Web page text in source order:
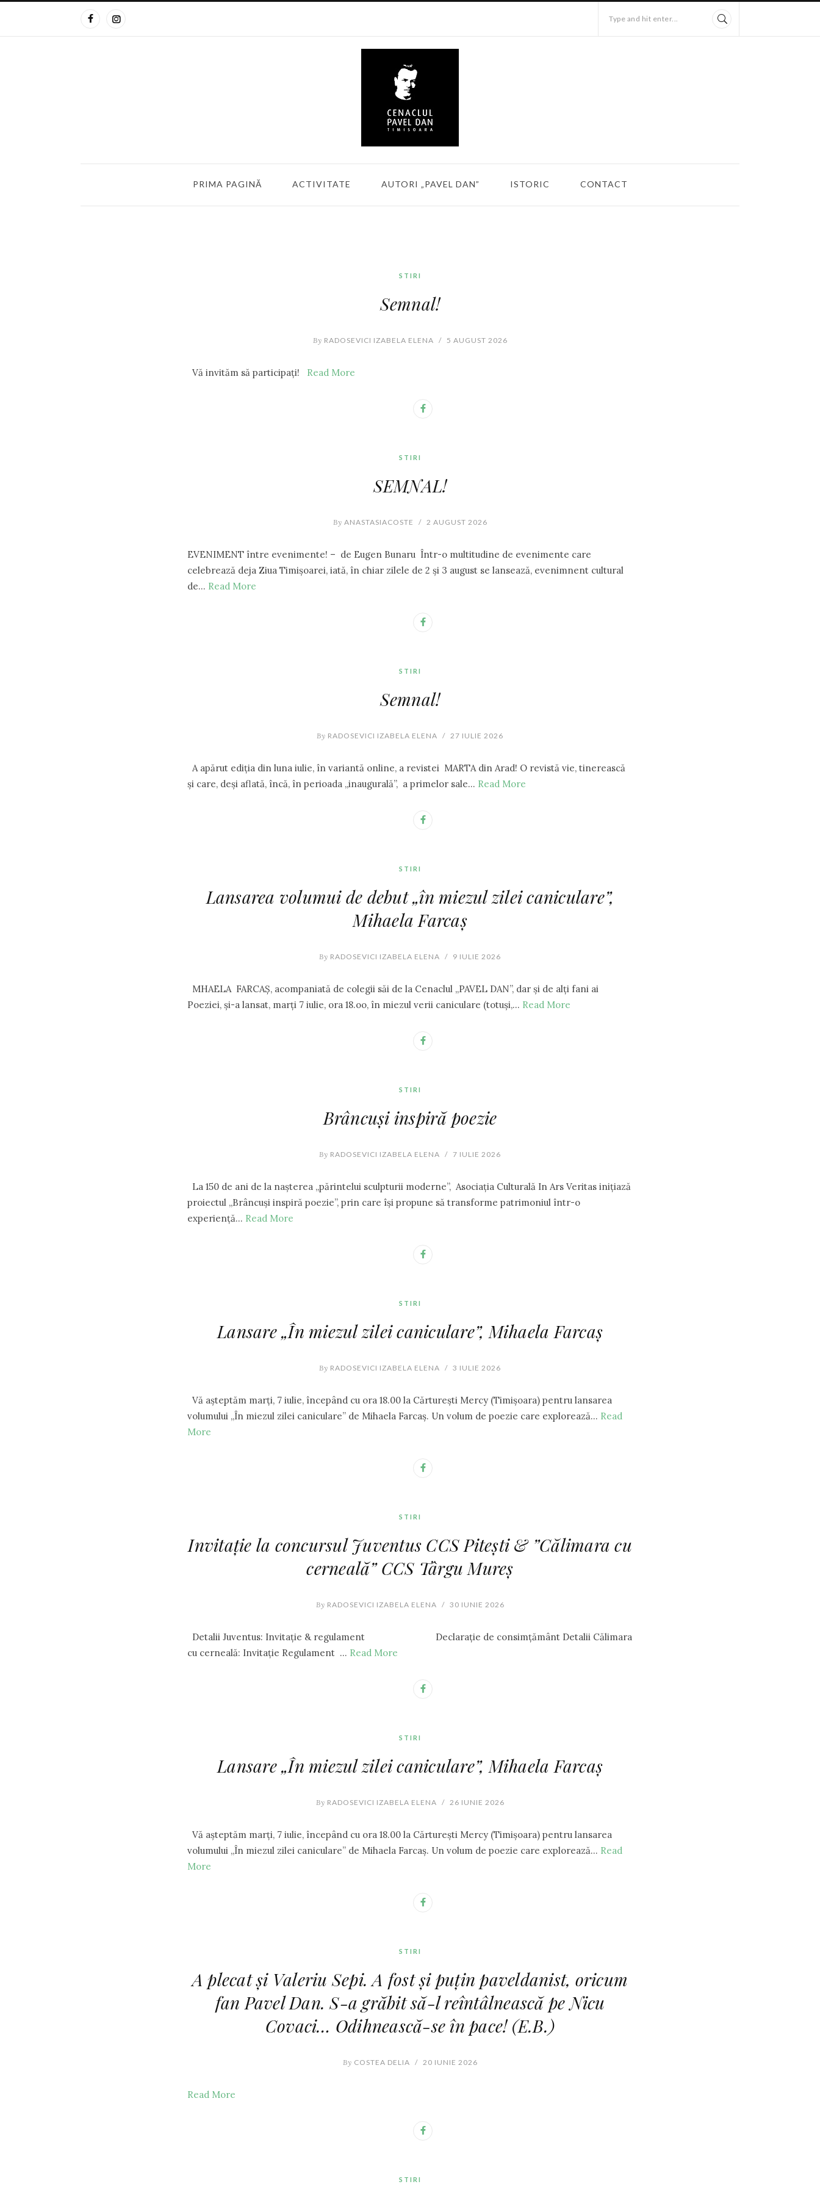
Type and hit enter...
PRIMA PAGINĂ ACTIVITATE AUTORI „PAVEL DAN” ISTORIC CONTACT
STIRI
Semnal!
By RADOSEVICI IZABELA ELENA / 5 AUGUST 2026
Vă invităm să participați! Read More
STIRI
SEMNAL!
By ANASTASIACOSTE / 2 AUGUST 2026
EVENIMENT între evenimente! – de Eugen Bunaru Într-o multitudine de evenimente care
celebrează deja Ziua Timișoarei, iată, în chiar zilele de 2 și 3 august se lansează, evenimnent cultural
de… Read More
STIRI
Semnal!
By RADOSEVICI IZABELA ELENA / 27 IULIE 2026
A apărut ediţia din luna iulie, în variantă online, a revistei MARTA din Arad! O revistă vie, tinerească
şi care, deşi aflată, încă, în perioada ,,inaugurală”, a primelor sale… Read More
STIRI
Lansarea volumui de debut „în miezul zilei caniculare”,
Mihaela Farcaș
By RADOSEVICI IZABELA ELENA / 9 IULIE 2026
MHAELA FARCAŞ, acompaniată de colegii săi de la Cenaclul „PAVEL DAN”, dar şi de alţi fani ai
Poeziei, și-a lansat, marți 7 iulie, ora 18.oo, în miezul verii caniculare (totuși,… Read More
STIRI
Brâncuși inspiră poezie
By RADOSEVICI IZABELA ELENA / 7 IULIE 2026
La 150 de ani de la nașterea „părintelui sculpturii moderne”, Asociația Culturală In Ars Veritas inițiază
proiectul „Brâncuși inspiră poezie”, prin care își propune să transforme patrimoniul într-o
experiență… Read More
STIRI
Lansare „În miezul zilei caniculare”, Mihaela Farcaș
By RADOSEVICI IZABELA ELENA / 3 IULIE 2026
Vă așteptăm marți, 7 iulie, începând cu ora 18.00 la Cărturești Mercy (Timișoara) pentru lansarea
volumului „În miezul zilei caniculare” de Mihaela Farcaș. Un volum de poezie care explorează… Read
More
STIRI
Invitație la concursul Juventus CCS Pitești & ”Călimara cu
cerneală” CCS Târgu Mureș
By RADOSEVICI IZABELA ELENA / 30 IUNIE 2026
Detalii Juventus: Invitație & regulament Declarație de consimțământ Detalii Călimara
cu cerneală: Invitație Regulament … Read More
STIRI
Lansare „În miezul zilei caniculare”, Mihaela Farcaș
By RADOSEVICI IZABELA ELENA / 26 IUNIE 2026
Vă așteptăm marți, 7 iulie, începând cu ora 18.00 la Cărturești Mercy (Timișoara) pentru lansarea
volumului „În miezul zilei caniculare” de Mihaela Farcaș. Un volum de poezie care explorează… Read
More
STIRI
A plecat și Valeriu Sepi. A fost și puțin paveldanist, oricum
fan Pavel Dan. S-a grăbit să-l reîntâlnească pe Nicu
Covaci… Odihnească-se în pace! (E.B.)
By COSTEA DELIA / 20 IUNIE 2026
Read More
STIRI